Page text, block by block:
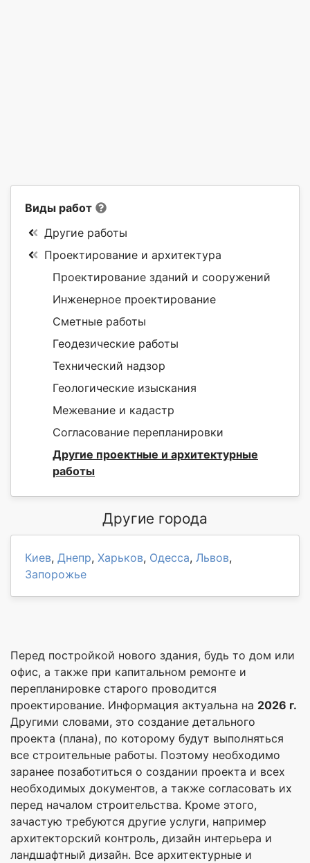
Виды работ
Другие работы
Проектирование и архитектура
Проектирование зданий и сооружений
Инженерное проектирование
Сметные работы
Геодезические работы
Технический надзор
Геологические изыскания
Межевание и кадастр
Согласование перепланировки
Другие проектные и архитектурные
работы
Другие города
Киев, Днепр, Харьков, Одесса, Львов,
Запорожье
Перед постройкой нового здания, будь то дом или
офис, а также при капитальном ремонте и
перепланировке старого проводится
проектирование. Информация актуальна на 2026 г.
Другими словами, это создание детального
проекта (плана), по которому будут выполняться
все строительные работы. Поэтому необходимо
заранее позаботиться о создании проекта и всех
необходимых документов, а также согласовать их
перед началом строительства. Кроме этого,
зачастую требуются другие услуги, например
архитекторский контроль, дизайн интерьера и
ландшафтный дизайн. Все архитектурные и